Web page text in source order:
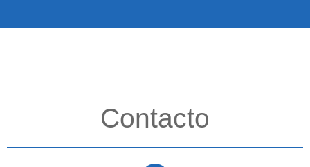
Contacto